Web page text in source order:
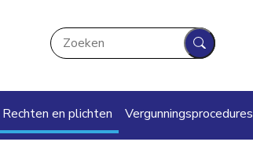
Zoeken
Zoeken
Rechten en plichten Vergunningsprocedures